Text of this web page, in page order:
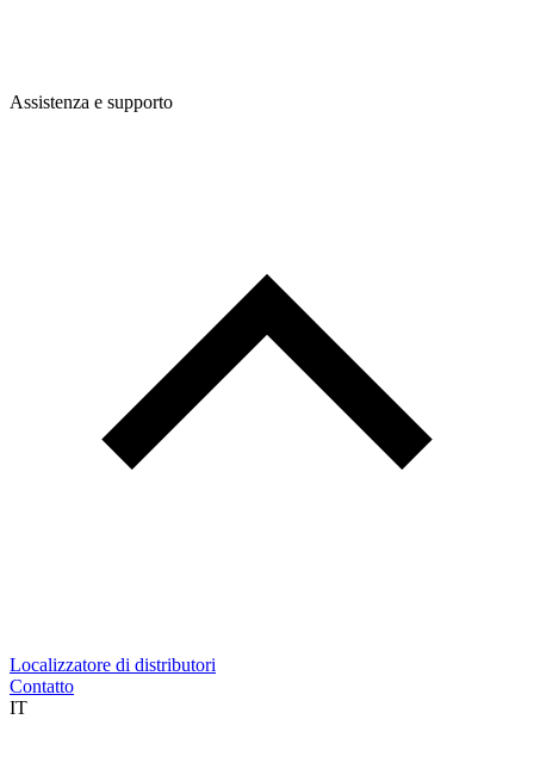
Assistenza e supporto
Localizzatore di distributori
Contatto
IT